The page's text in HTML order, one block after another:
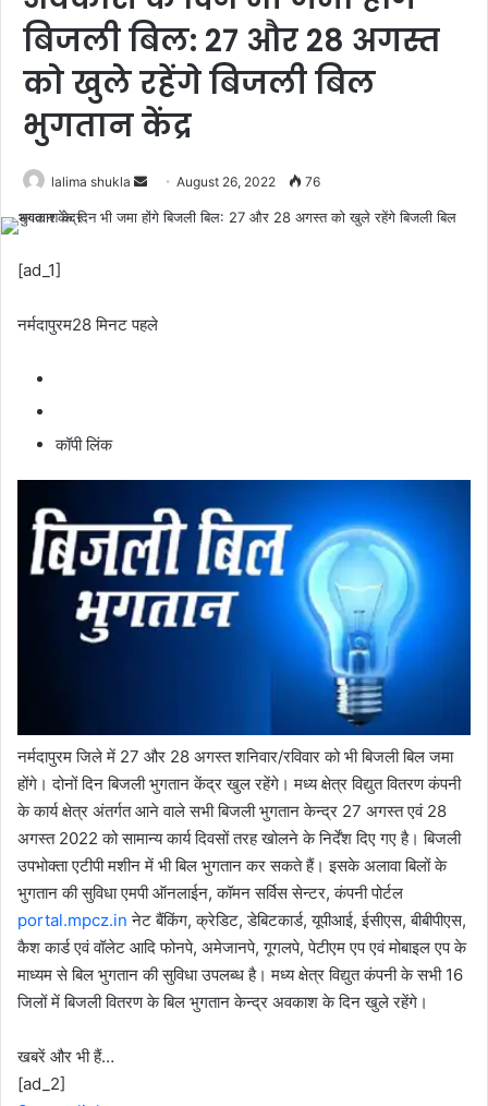
बिजली बिल: 27 और 28 अगस्त
को खुले रहेंगे बिजली बिल
भुगतान केंद्र
lalima shukla
Send
an
August 26, 2022 76
[ad_1]
नर्मदापुरम28 मिनट पहले
कॉपी लिंक
नर्मदापुरम जिले में 27 और 28 अगस्त शनिवार/रविवार को भी बिजली बिल जमा
होंगे। दोनों दिन बिजली भुगतान केंद्र खुल रहेंगे। मध्य क्षेत्र विद्युत वितरण कंपनी
के कार्य क्षेत्र अंतर्गत आने वाले सभी बिजली भुगतान केन्द्र 27 अगस्‍त एवं 28
अगस्‍त 2022 को सामान्य कार्य दिवसों तरह खोलने के निर्देंश दिए गए है। बिजली
उपभोक्ता एटीपी मशीन में भी बिल भुगतान कर सकते हैं। इसके अलावा बिलों के
भुगतान की सुविधा एमपी ऑनलाईन, कॉमन सर्विस सेन्टर, कंपनी पोर्टल
portal.mpcz.in नेट बैंकिंग, क्रेडिट, डेबिटकार्ड, यूपीआई, ईसीएस, बीबीपीएस,
कैश कार्ड एवं वॉलेट आदि फोनपे, अमेजानपे, गूगलपे, पेटीएम एप एवं मोबाइल एप के
माध्यम से बिल भुगतान की सुविधा उपलब्ध है। मध्य क्षेत्र विद्युत कंपनी के सभी 16
जिलों में बिजली वितरण के बिल भुगतान केन्द्र अवकाश के दिन खुले रहेंगे।
खबरें और भी हैं…
[ad_2]